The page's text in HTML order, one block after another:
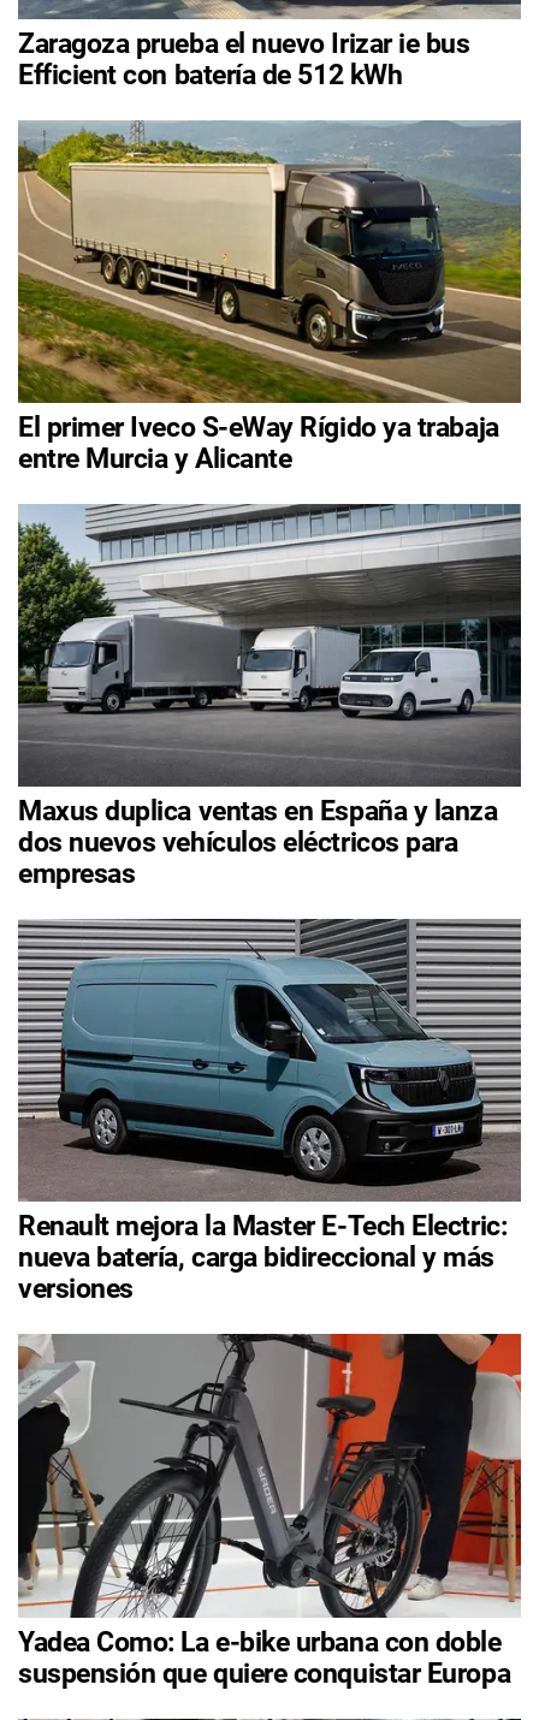
Zaragoza prueba el nuevo Irizar ie bus
Efficient con batería de 512 kWh
El primer Iveco S-eWay Rígido ya trabaja
entre Murcia y Alicante
Maxus duplica ventas en España y lanza
dos nuevos vehículos eléctricos para
empresas
Renault mejora la Master E-Tech Electric:
nueva batería, carga bidireccional y más
versiones
Yadea Como: La e-bike urbana con doble
suspensión que quiere conquistar Europa